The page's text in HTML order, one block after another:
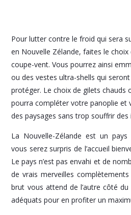
Pour lutter contre le froid qui sera
en Nouvelle Zélande, faites le
coupe-vent. Vous pourrez ainsi
ou des vestes ultra-shells qui
protéger. Le choix de gilets chauds
pourra compléter votre panoplie et
des paysages sans trop souffrir des
La Nouvelle-Zélande est un
vous serez surpris de l’accueil
Le pays n’est pas envahi et de
de vrais merveilles
brut vous attend de l’autre côté
adéquats pour en profiter un